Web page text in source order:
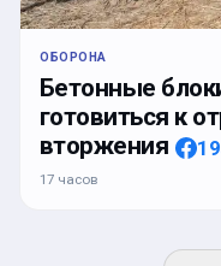
ОБОРОНА
Бетонные
готовиться к
вторжения
17 часов